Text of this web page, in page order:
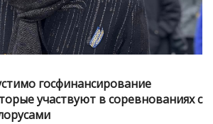
госфинансирование
участвуют в соревнованиях с